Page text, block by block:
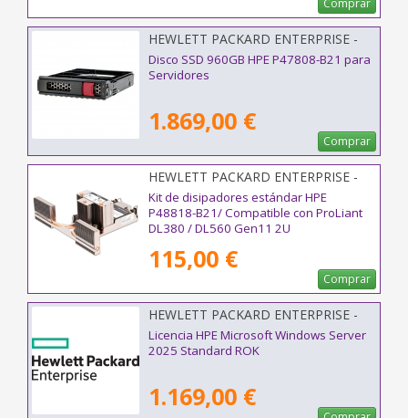
HEWLETT PACKARD ENTERPRISE -
P47808-B21
Disco SSD 960GB HPE P47808-B21 para
Servidores
1.869,00 €
Comprar
HEWLETT PACKARD ENTERPRISE -
P48818-B21
Kit de disipadores estándar HPE
P48818-B21/ Compatible con ProLiant
DL380 / DL560 Gen11 2U
115,00 €
Comprar
HEWLETT PACKARD ENTERPRISE -
P77100-A21
Licencia HPE Microsoft Windows Server
2025 Standard ROK
1.169,00 €